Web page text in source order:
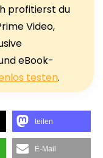
profitierst du
Video,
eBook-
testen.
teilen
E-Mail